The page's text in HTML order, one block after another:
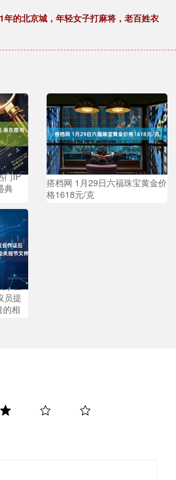
年的北京城，年轻女子打麻将，老百姓衣
门IP
典
搭档网 1月29日六福珠宝黄金价
格1618元/克
在
员提
的相